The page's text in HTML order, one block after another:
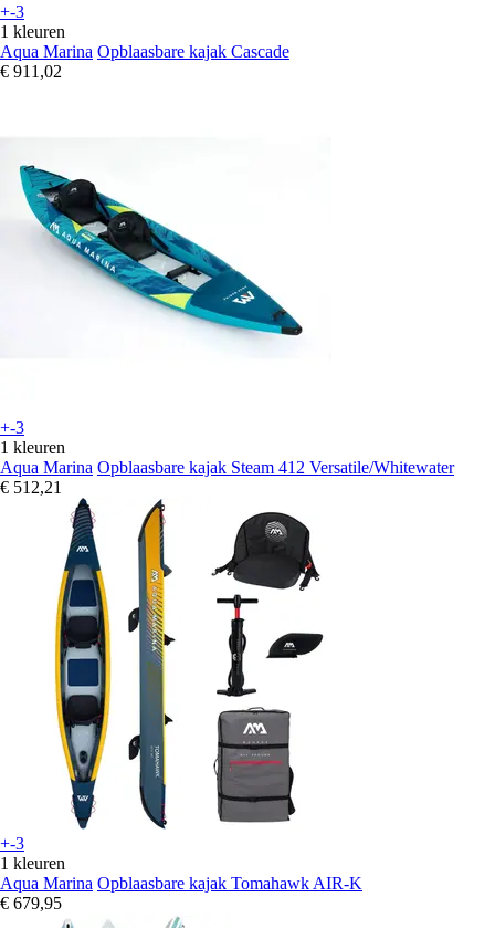
+-3
1 kleuren
Aqua Marina Opblaasbare kajak Cascade
€ 911,02
+-3
1 kleuren
Aqua Marina Opblaasbare kajak Steam 412 Versatile/Whitewater
€ 512,21
+-3
1 kleuren
Aqua Marina Opblaasbare kajak Tomahawk AIR-K
€ 679,95